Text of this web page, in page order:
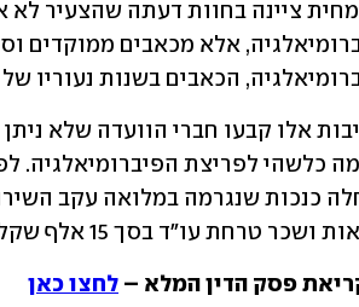
הכאבים בשנות נעוריו
ושכר טרחת עו"ד בסך 15 אלף שקל.
פסק הדין המלא – לחצו כאן